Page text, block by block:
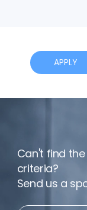
APPLY
Can't find
criteria?
Send us a